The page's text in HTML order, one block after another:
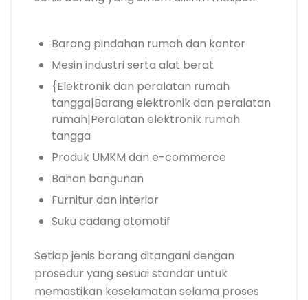
Barang pindahan rumah dan kantor
Mesin industri serta alat berat
{Elektronik dan peralatan rumah
tangga|Barang elektronik dan peralatan
rumah|Peralatan elektronik rumah
tangga
Produk UMKM dan e-commerce
Bahan bangunan
Furnitur dan interior
Suku cadang otomotif
Setiap jenis barang ditangani dengan
prosedur yang sesuai standar untuk
memastikan keselamatan selama proses